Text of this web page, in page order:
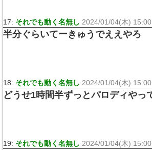
17: それでも動く名無し 2024/01/04(木)
半分ぐらいてーきゅうでええやろ
18: それでも動く名無し 2024/01/04(木)
どうせ1時間半ずっとパロディやっ
19: それでも動く名無し 2024/01/04(木)